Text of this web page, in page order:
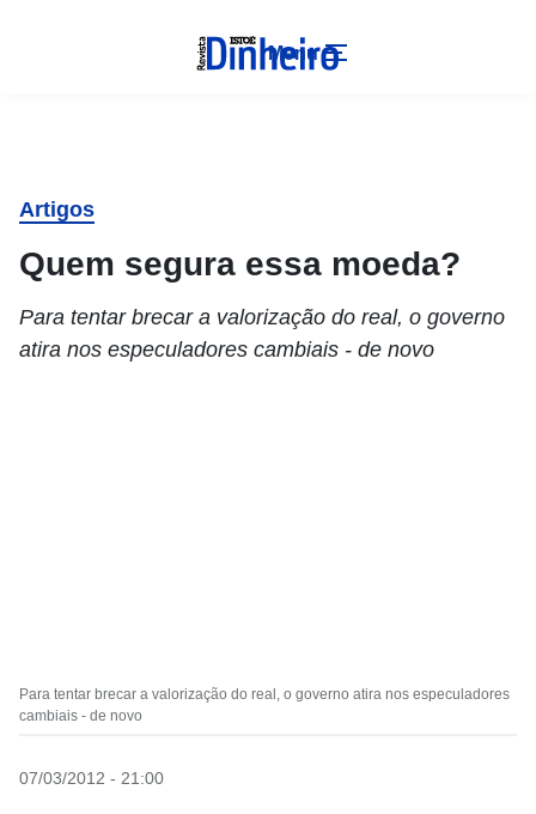
Menu
Artigos
Quem segura essa moeda?
Para tentar brecar a valorização do real, o governo
atira nos especuladores cambiais - de novo
Para tentar brecar a valorização do real, o governo atira nos especuladores
cambiais - de novo
07/03/2012 - 21:00